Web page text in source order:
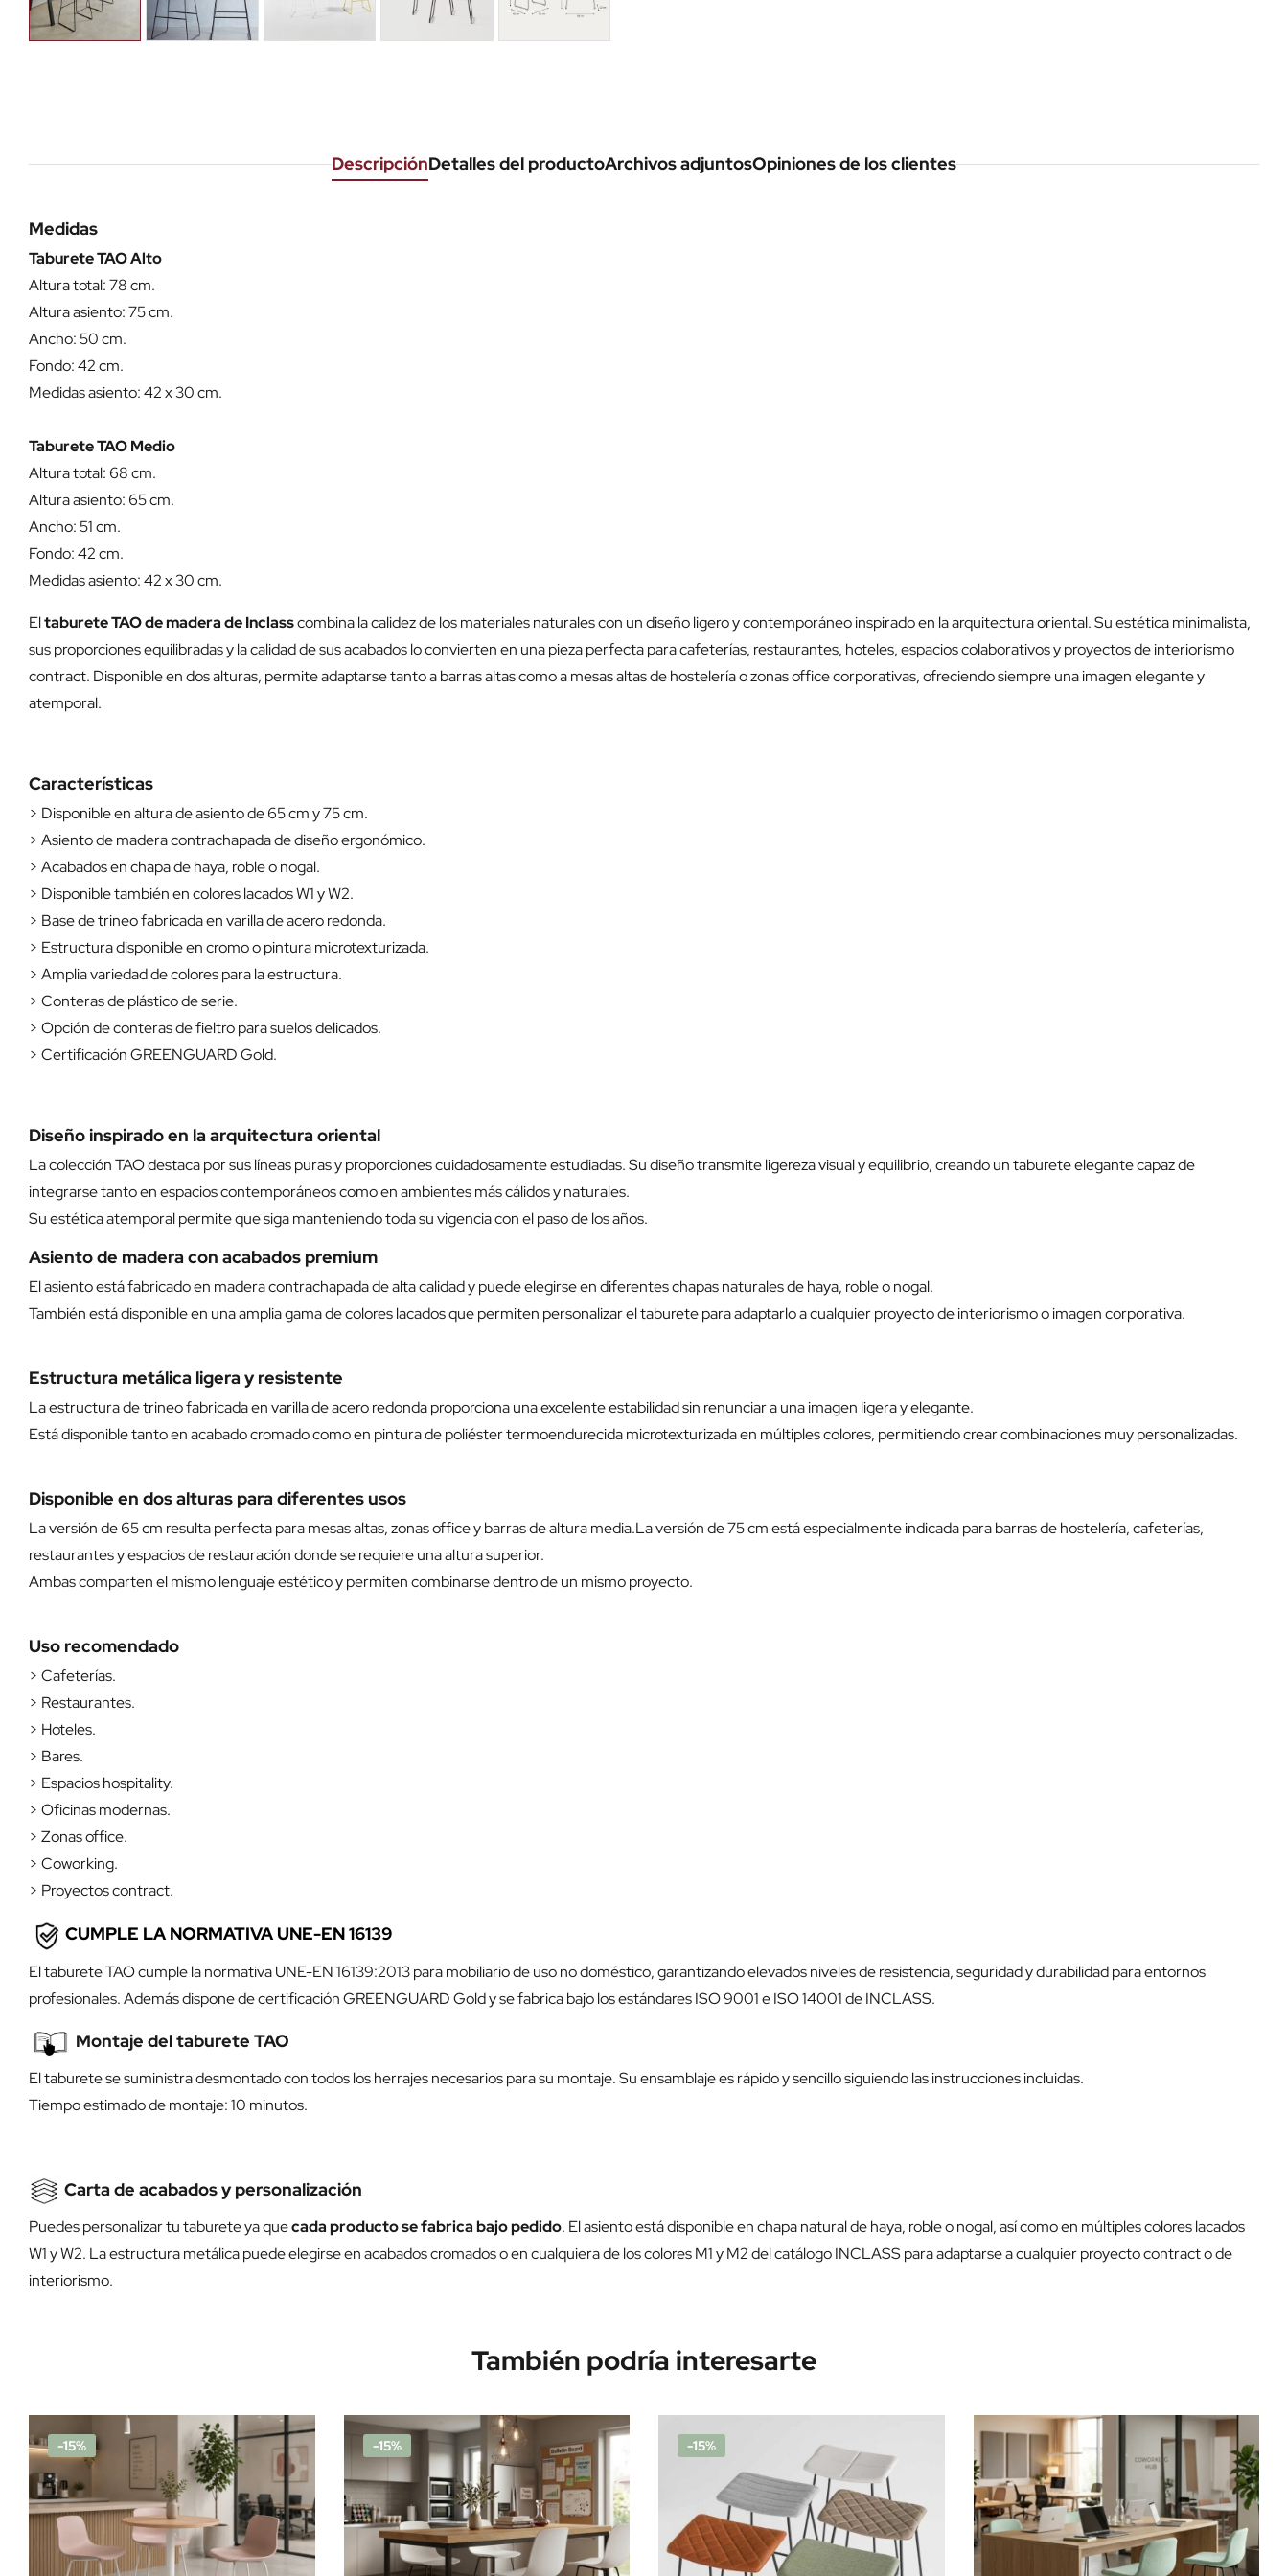
DescripciónDetalles del productoArchivos adjuntosOpiniones de los clientes
Medidas
Taburete TAO Alto
Altura total: 78 cm.
Altura asiento: 75 cm.
Ancho: 50 cm.
Fondo: 42 cm.
Medidas asiento: 42 x 30 cm.
Taburete TAO Medio
Altura total: 68 cm.
Altura asiento: 65 cm.
Ancho: 51 cm.
Fondo: 42 cm.
Medidas asiento: 42 x 30 cm.
Eltaburete TAO de madera de Inclasscombina la calidez de los materiales naturales con un diseño ligero y contemporáneo inspirado en la arquitectura oriental. Su estética minimalista,
sus proporciones equilibradas y la calidad de sus acabados lo convierten en una pieza perfecta para cafeterías, restaurantes, hoteles, espacios colaborativos y proyectos de interiorismo
contract. Disponible en dos alturas, permite adaptarse tanto a barras altas como a mesas altas de hostelería o zonas office corporativas, ofreciendo siempre una imagen elegante y
atemporal.
Características
> Disponible en altura de asiento de 65 cm y 75 cm.
> Asiento de madera contrachapada de diseño ergonómico.
> Acabados en chapa de haya, roble o nogal.
> Disponible también en colores lacados W1 y W2.
> Base de trineo fabricada en varilla de acero redonda.
> Estructura disponible en cromo o pintura microtexturizada.
> Amplia variedad de colores para la estructura.
> Conteras de plástico de serie.
> Opción de conteras de fieltro para suelos delicados.
> Certificación GREENGUARD Gold.
Diseño inspirado en la arquitectura oriental
La colección TAO destaca por sus líneas puras y proporciones cuidadosamente estudiadas. Su diseño transmite ligereza visual y equilibrio, creando un taburete elegante capaz de
integrarse tanto en espacios contemporáneos como en ambientes más cálidos y naturales.
Su estética atemporal permite que siga manteniendo toda su vigencia con el paso de los años.
Asiento de madera con acabados premium
El asiento está fabricado en madera contrachapada de alta calidad y puede elegirse en diferentes chapas naturales de haya, roble o nogal.
También está disponible en una amplia gama de colores lacados que permiten personalizar el taburete para adaptarlo a cualquier proyecto de interiorismo o imagen corporativa.
Estructura metálica ligera y resistente
La estructura de trineo fabricada en varilla de acero redonda proporciona una excelente estabilidad sin renunciar a una imagen ligera y elegante.
Está disponible tanto en acabado cromado como en pintura de poliéster termoendurecida microtexturizada en múltiples colores, permitiendo crear combinaciones muy personalizadas.
Disponible en dos alturas para diferentes usos
La versión de 65 cm resulta perfecta para mesas altas, zonas office y barras de altura media.La versión de 75 cm está especialmente indicada para barras de hostelería, cafeterías,
restaurantes y espacios de restauración donde se requiere una altura superior.
Ambas comparten el mismo lenguaje estético y permiten combinarse dentro de un mismo proyecto.
Uso recomendado
> Cafeterías.
> Restaurantes.
> Hoteles.
> Bares.
> Espacios hospitality.
> Oficinas modernas.
> Zonas office.
> Coworking.
> Proyectos contract.
CUMPLE LA NORMATIVA UNE-EN 16139
El taburete TAO cumple la normativa UNE-EN 16139:2013 para mobiliario de uso no doméstico, garantizando elevados niveles de resistencia, seguridad y durabilidad para entornos
profesionales. Además dispone de certificación GREENGUARD Gold y se fabrica bajo los estándares ISO 9001 e ISO 14001 de INCLASS.
Montaje del taburete TAO
El taburete se suministra desmontado con todos los herrajes necesarios para su montaje. Su ensamblaje es rápido y sencillo siguiendo las instrucciones incluidas.
Tiempo estimado de montaje: 10 minutos.
Carta de acabados y personalización
Puedes personalizar tu taburete ya quecada producto se fabrica bajo pedido. El asiento está disponible en chapa natural de haya, roble o nogal, así como en múltiples colores lacados
W1 y W2. La estructura metálica puede elegirse en acabados cromados o en cualquiera de los colores M1 y M2 del catálogo INCLASS para adaptarse a cualquier proyecto contract o de
interiorismo.
También podría interesarte
-15% -15% -15%